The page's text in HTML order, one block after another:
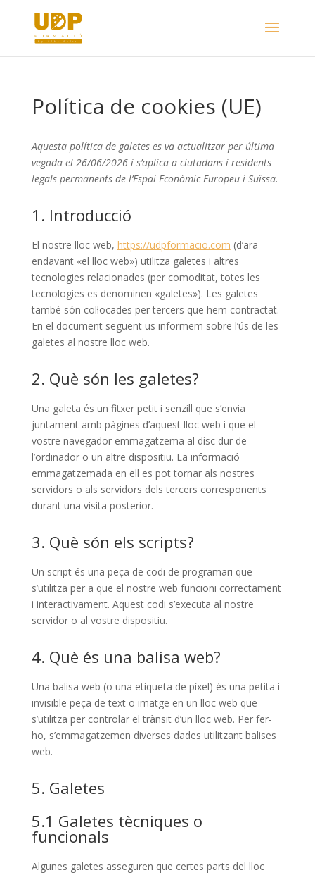
Política de cookies (UE)
Aquesta política de galetes es va actualitzar per última
vegada el 26/06/2026 i s’aplica a ciutadans i residents
legals permanents de l’Espai Econòmic Europeu i Suïssa.
1. Introducció
El nostre lloc web, https://udpformacio.com (d’ara
endavant «el lloc web») utilitza galetes i altres
tecnologies relacionades (per comoditat, totes les
tecnologies es denominen «galetes»). Les galetes
també són col·locades per tercers que hem contractat.
En el document següent us informem sobre l’ús de les
galetes al nostre lloc web.
2. Què són les galetes?
Una galeta és un fitxer petit i senzill que s’envia
juntament amb pàgines d’aquest lloc web i que el
vostre navegador emmagatzema al disc dur de
l’ordinador o un altre dispositiu. La informació
emmagatzemada en ell es pot tornar als nostres
servidors o als servidors dels tercers corresponents
durant una visita posterior.
3. Què són els scripts?
Un script és una peça de codi de programari que
s’utilitza per a que el nostre web funcioni correctament
i interactivament. Aquest codi s’executa al nostre
servidor o al vostre dispositiu.
4. Què és una balisa web?
Una balisa web (o una etiqueta de píxel) és una petita i
invisible peça de text o imatge en un lloc web que
s’utilitza per controlar el trànsit d’un lloc web. Per fer-
ho, s’emmagatzemen diverses dades utilitzant balises
web.
5. Galetes
5.1 Galetes tècniques o
funcionals
Algunes galetes asseguren que certes parts del lloc